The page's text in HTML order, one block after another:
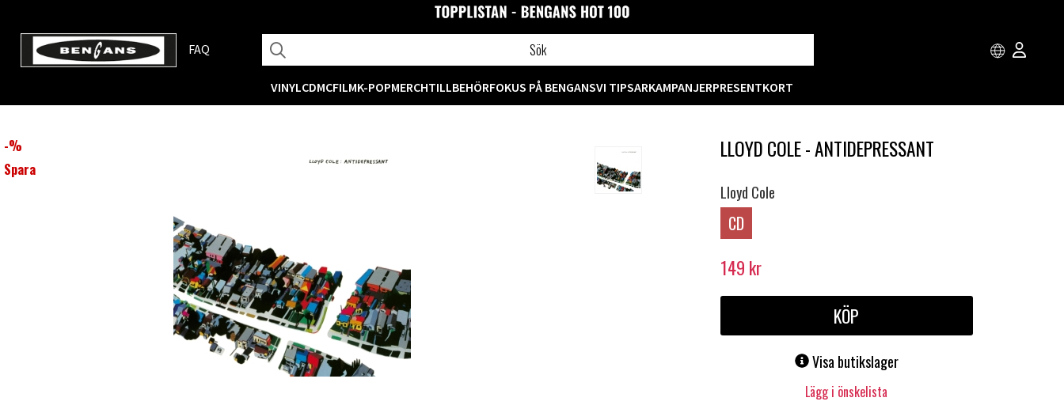
FAQ
VINYLCDMCFILMK-POPMERCHTILLBEHÖRFOKUS PÅ BENGANSVI TIPSARKAMPANJERPRESENTKORT
-%
Spara
LLOYD COLE - ANTIDEPRESSANT
Lloyd Cole
CD
149 kr
KÖP
Visa butikslager
Lägg i önskelista